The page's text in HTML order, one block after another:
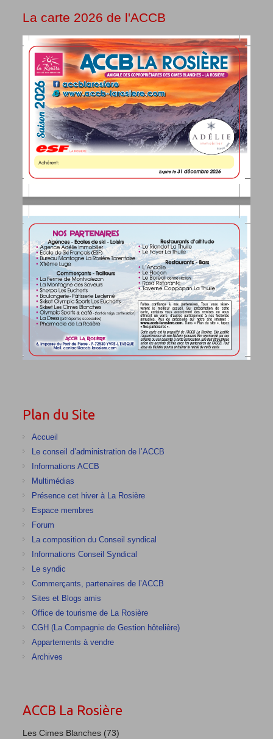
La carte 2026 de l'ACCB
Plan du Site
Accueil
Le conseil d’administration de l’ACCB
Informations ACCB
Multimédias
Présence cet hiver à La Rosière
Espace membres
Forum
La composition du Conseil syndical
Informations Conseil Syndical
Le syndic
Commerçants, partenaires de l’ACCB
Sites et Blogs amis
Office de tourisme de La Rosière
CGH (La Compagnie de Gestion hôtelière)
Appartements à vendre
Archives
ACCB La Rosière
Les Cimes Blanches (73)